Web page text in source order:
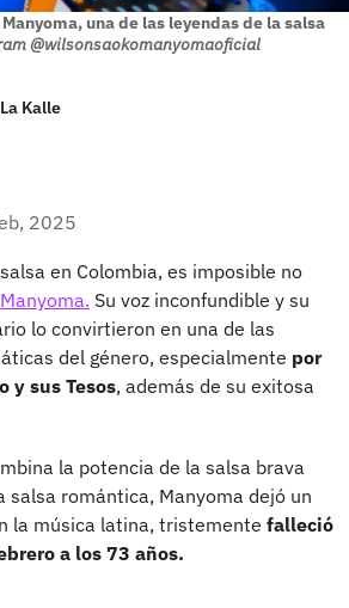
una de las leyendas de la salsa
@wilsonsaokomanyomaoficial
Kalle
2025
en Colombia, es imposible no
Su voz inconfundible y su
lo convirtieron en una de las
del género, especialmente por
y sus Tesos, además de su exitosa
la potencia de la salsa brava
salsa romántica, Manyoma dejó un
la música latina, tristemente falleció
a los 73 años.